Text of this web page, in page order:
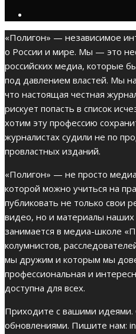
«Полигон» — независимое
о России и мире. Мы — это
российских медиа, которые
под давлением властей. Мы
что настоящая честная
рискует попасть в список
хотим эту профессию
журналистах судили не по
провластных изданий.
«Полигон» — не просто
которой можно учиться на
публиковать не только свои
видео, но и материалы наших
занимается в медиа-школе
колумнистов,
мы дружим и которым мы
профессиональная и
доступна для всех.
Приходите с вашими
обновлениями. Пишите нам: